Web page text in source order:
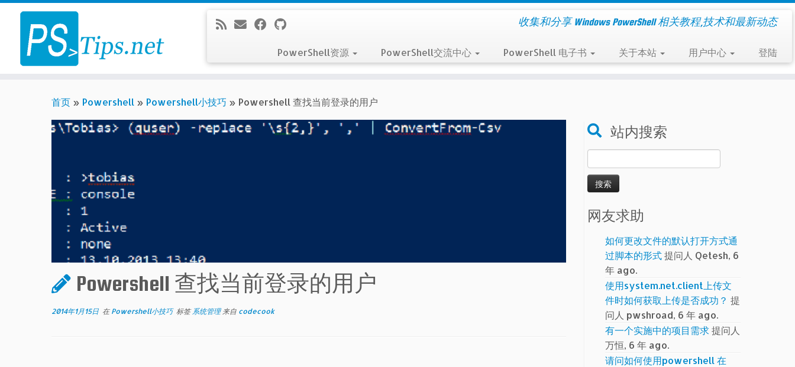
Skip
content
收集和分享 Windows PowerShell 相关教程,技术和最新动态
PowerShell资源 PowerShell交流中心 PowerShell 电子书 关于本站 用户中心 登陆
首页 » Powershell » Powershell小技巧 » Powershell 查找当前登录的用户
Powershell 查找当前登录的用户
2014年1月15日 在 Powershell小技巧 标签系统管理 来自 codecook
站内搜索
索：
网友求助
如何更改文件的默认打开方式通
过脚本的形式提问人 Qetesh, 6
年 ago.
使用system.net.client上传文
件时如何获取上传是否成功？ 提
问人 pwshroad, 6 年 ago.
有一个实施中的项目需求提问人
万恒, 6 年 ago.
请问如何使用powershell 在